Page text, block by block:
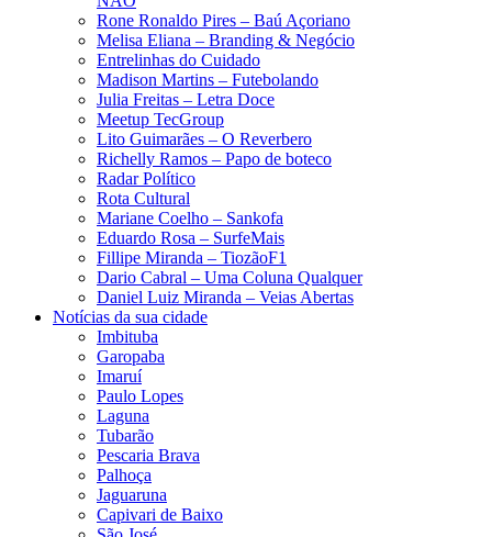
Rone Ronaldo Pires – Baú Açoriano
Melisa Eliana – Branding & Negócio
Entrelinhas do Cuidado
Madison Martins – Futebolando
Julia Freitas​ – Letra Doce
Meetup TecGroup
Lito Guimarães – O Reverbero
Richelly Ramos​ – Papo de boteco
Radar Político
Rota Cultural
Mariane Coelho – Sankofa
Eduardo Rosa​ – SurfeMais
Fillipe Miranda – TiozãoF1
Dario Cabral – Uma Coluna Qualquer
Daniel Luiz Miranda – Veias Abertas
Notícias da sua cidade
Imbituba
Garopaba
Imaruí
Paulo Lopes
Laguna
Tubarão
Pescaria Brava
Palhoça
Jaguaruna
Capivari de Baixo